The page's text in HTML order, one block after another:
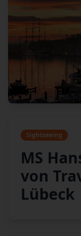
Sightseeing
MS
von
Lübeck